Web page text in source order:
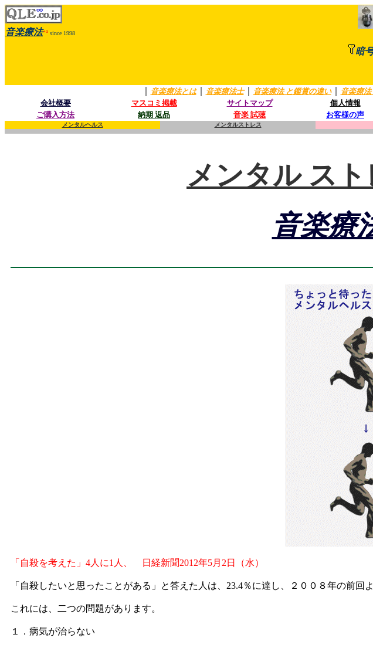
音楽療法+α since 1998
暗
音楽療法とは｜ 音楽療法士｜ 音楽療法 と鑑賞の違い｜ 音楽療法
会社概要 マスコミ掲載 サイトマップ 個人情報
ご購入方法
納期 返品 音楽 試聴 お客様の声
メンタルヘルス メンタルストレス
メンタル ス
音楽療
「自殺を考えた」4人に1人、 日経新聞2012年5月2日（水）
「自殺したいと思ったことがある」と答えた人は、23.4％に達し、２００８年の前回
これには、二つの問題があります。
１．病気が治らない